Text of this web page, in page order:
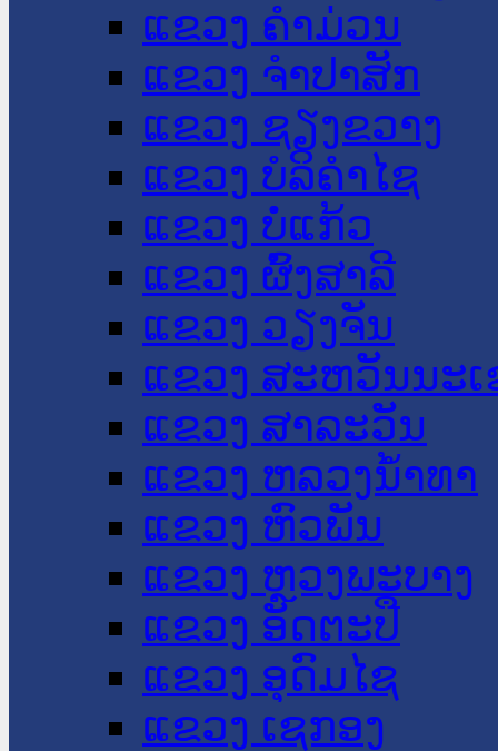
ແຂວງ ຄໍາມ່ວນ
ແຂວງ ຈໍາປາສັກ
ແຂວງ ຊຽງຂວາງ
ແຂວງ ບໍລິຄໍາໄຊ
ແຂວງ ບໍ່ແກ້ວ
ແຂວງ ຜົ້ງສາລີ
ແຂວງ ວຽງຈັນ
ແຂວງ ສະຫວັນນະ
ແຂວງ ສາລະວັນ
ແຂວງ ຫລວງນໍ້າທາ
ແຂວງ ຫົວພັນ
ແຂວງ ຫຼວງພະບາງ
ແຂວງ ອັດຕະປື
ແຂວງ ອຸດົມໄຊ
ແຂວງ ເຊກອງ